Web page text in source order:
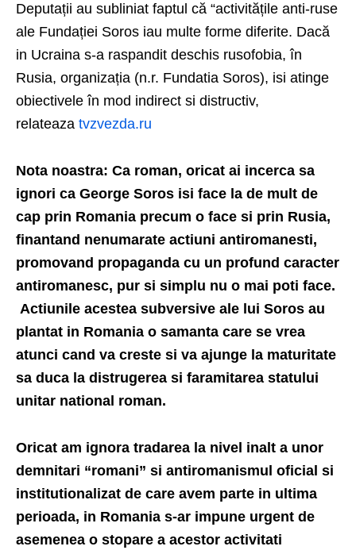
Deputații au subliniat faptul că “activitățile anti-ruse
ale Fundației Soros iau multe forme diferite. Dacă
in Ucraina s-a raspandit deschis rusofobia, în
Rusia, organizația (n.r. Fundatia Soros), isi atinge
obiectivele în mod indirect si distructiv,
relateaza tvzvezda.ru
Nota noastra: Ca roman, oricat ai incerca sa
ignori ca George Soros isi face la de mult de
cap prin Romania precum o face si prin Rusia,
finantand nenumarate actiuni antiromanesti,
promovand propaganda cu un profund caracter
antiromanesc, pur si simplu nu o mai poti face.
Actiunile acestea subversive ale lui Soros au
plantat in Romania o samanta care se vrea
atunci cand va creste si va ajunge la maturitate
sa duca la distrugerea si faramitarea statului
unitar national roman.
Oricat am ignora tradarea la nivel inalt a unor
demnitari “romani” si antiromanismul oficial si
institutionalizat de care avem parte in ultima
perioada, in Romania s-ar impune urgent de
asemenea o stopare a acestor activitati